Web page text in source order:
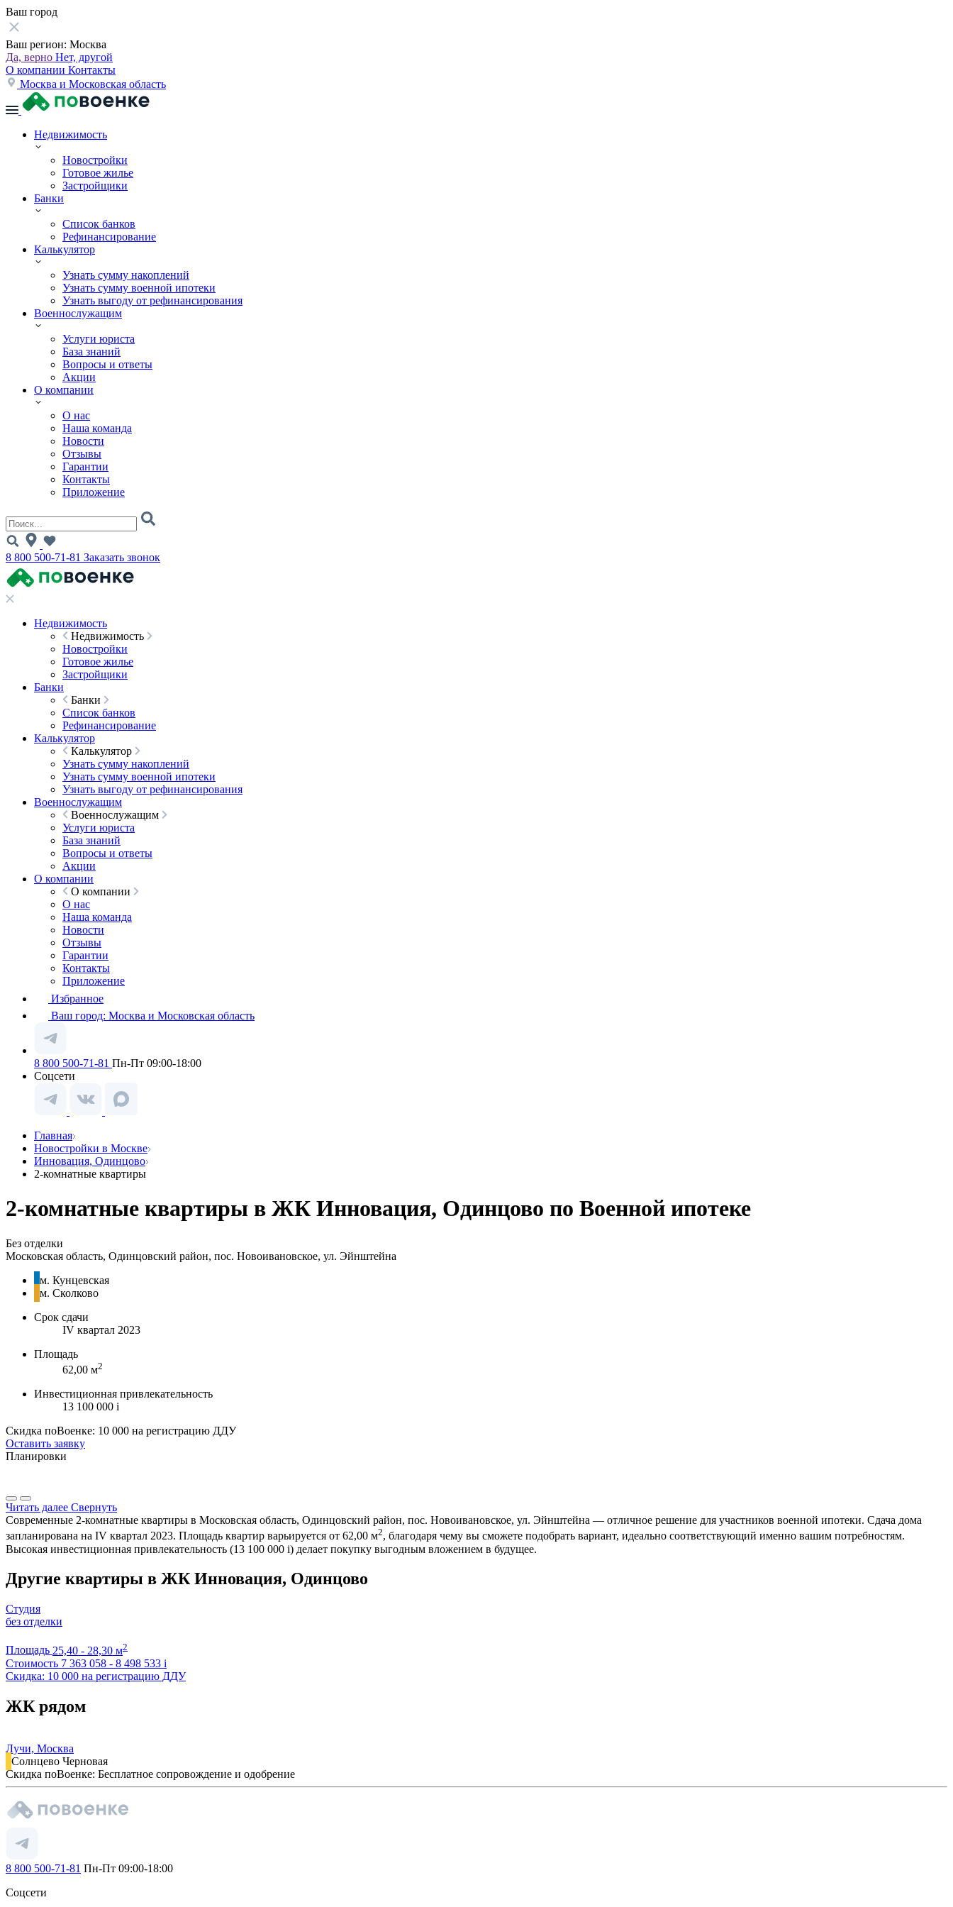
Ваш город
Ваш регион: Москва
Да, верно Нет, другой
О компании Контакты
Москва и Московская область
Недвижимость
Новостройки
Готовое жилье
Застройщики
Банки
Список банков
Рефинансирование
Калькулятор
Узнать сумму накоплений
Узнать сумму военной ипотеки
Узнать выгоду от рефинансирования
Военнослужащим
Услуги юриста
База знаний
Вопросы и ответы
Акции
О компании
О нас
Наша команда
Новости
Отзывы
Гарантии
Контакты
Приложение
8 800 500-71-81 Заказать звонок
Недвижимость
Недвижимость
Новостройки
Готовое жилье
Застройщики
Банки
Банки
Список банков
Рефинансирование
Калькулятор
Калькулятор
Узнать сумму накоплений
Узнать сумму военной ипотеки
Узнать выгоду от рефинансирования
Военнослужащим
Военнослужащим
Услуги юриста
База знаний
Вопросы и ответы
Акции
О компании
О компании
О нас
Наша команда
Новости
Отзывы
Гарантии
Контакты
Приложение
Избранное
Ваш город: Москва и Московская область
8 800 500-71-81 Пн-Пт 09:00-18:00
Соцсети
Главная
Новостройки в Москве
Инновация, Одинцово
2-комнатные квартиры
2-комнатные квартиры в ЖК Инновация, Одинцово по Военной ипотеке
Без отделки
Московская область, Одинцовский район, пос. Новоивановское, ул. Эйнштейна
м. Кунцевская
м. Сколково
Срок сдачи
IV квартал 2023
Площадь
62,00 м2
Инвестиционная привлекательность
13 100 000 i
Скидка поВоенке: 10 000 на регистрацию ДДУ
Оставить заявку
Планировки
Читать далее Свернуть
Современные 2-комнатные квартиры в Московская область, Одинцовский район, пос. Новоивановское, ул. Эйнштейна — отличное решение для участников военной ипотеки. Сдача дома
запланирована на IV квартал 2023. Площадь квартир варьируется от 62,00 м2, благодаря чему вы сможете подобрать вариант, идеально соответствующий именно вашим потребностям.
Высокая инвестиционная привлекательность (13 100 000 i) делает покупку выгодным вложением в будущее.
Другие квартиры в ЖК Инновация, Одинцово
Студия
без отделки
Площадь 25,40 - 28,30 м2
Стоимость 7 363 058 - 8 498 533 i
Скидка: 10 000 на регистрацию ДДУ
ЖК рядом
Лучи, Москва
Солнцево Черновая
Скидка поВоенке: Бесплатное сопровождение и одобрение
8 800 500-71-81 Пн-Пт 09:00-18:00
Соцсети